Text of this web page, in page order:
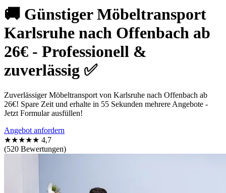
🚚 Günstiger Möbeltransport
Karlsruhe nach Offenbach ab
26€ - Professionell &
zuverlässig ✅
Zuverlässiger Möbeltransport von Karlsruhe nach Offenbach ab
26€! Spare Zeit und erhalte in 55 Sekunden mehrere Angebote -
Jetzt Formular ausfüllen!
Angebot anfordern
★★★★★ 4,7
(520 Bewertungen)